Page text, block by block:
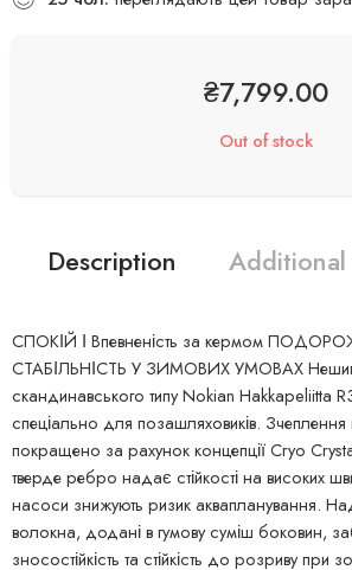
₴7,799.00
Out of stock
Description
СПОКІЙ І Впевненість за кермом
СТАБІЛЬНІСТЬ У ЗИМОВИХ УМОВАХ
скандинавського типу Nokian Hakkapeliitta
спеціально для позашляховиків. Зчеплення
покращено за рахунок концепції Cryo
тверде ребро надає стійкості на високих
насоси знижують ризик аквапланування.
волокна, додані в гумову суміш боковин,
зносостійкість та стійкість до розриву при